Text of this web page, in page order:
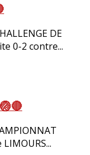
DE
0-2 contre...